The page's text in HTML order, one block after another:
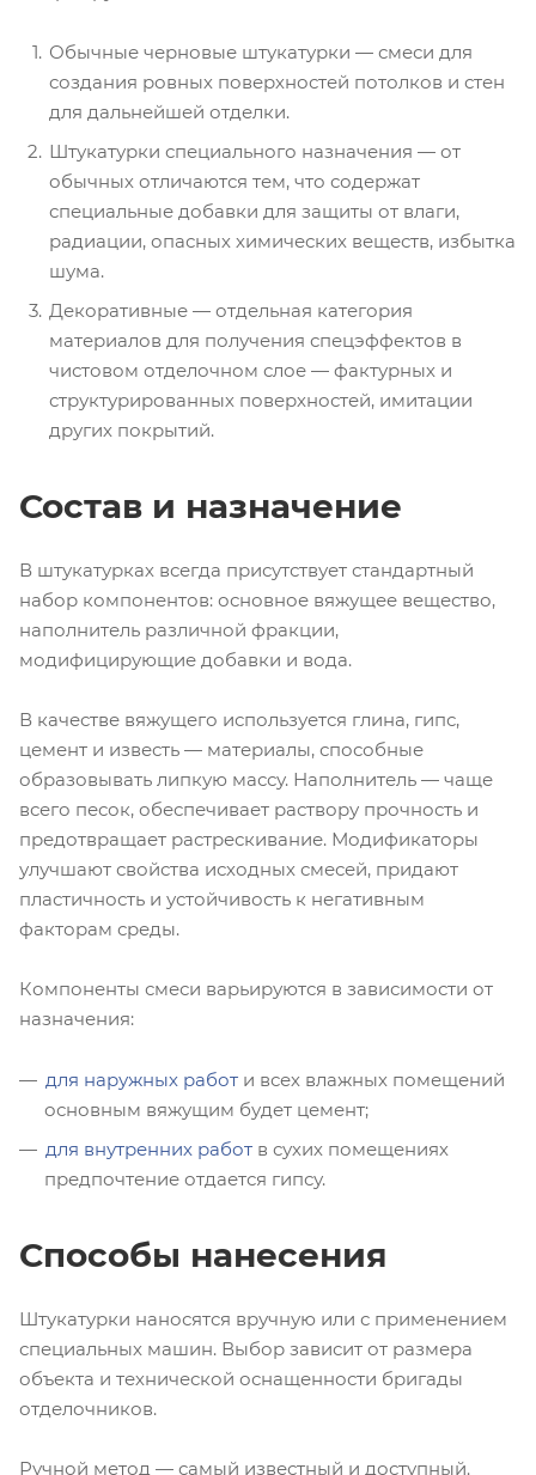
Обычные черновые штукатурки — смеси для
создания ровных поверхностей потолков и стен
для дальнейшей отделки.
Штукатурки специального назначения — от
обычных отличаются тем, что содержат
специальные добавки для защиты от влаги,
радиации, опасных химических веществ, избытка
шума.
Декоративные — отдельная категория
материалов для получения спецэффектов в
чистовом отделочном слое — фактурных и
структурированных поверхностей, имитации
других покрытий.
Состав и назначение
В штукатурках всегда присутствует стандартный
набор компонентов: основное вяжущее вещество,
наполнитель различной фракции,
модифицирующие добавки и вода.
В качестве вяжущего используется глина, гипс,
цемент и известь — материалы, способные
образовывать липкую массу. Наполнитель — чаще
всего песок, обеспечивает раствору прочность и
предотвращает растрескивание. Модификаторы
улучшают свойства исходных смесей, придают
пластичность и устойчивость к негативным
факторам среды.
Компоненты смеси варьируются в зависимости от
назначения:
для наружных работ и всех влажных помещений
основным вяжущим будет цемент;
для внутренних работ в сухих помещениях
предпочтение отдается гипсу.
Способы нанесения
Штукатурки наносятся вручную или с применением
специальных машин. Выбор зависит от размера
объекта и технической оснащенности бригады
отделочников.
Ручной метод — самый известный и доступный.